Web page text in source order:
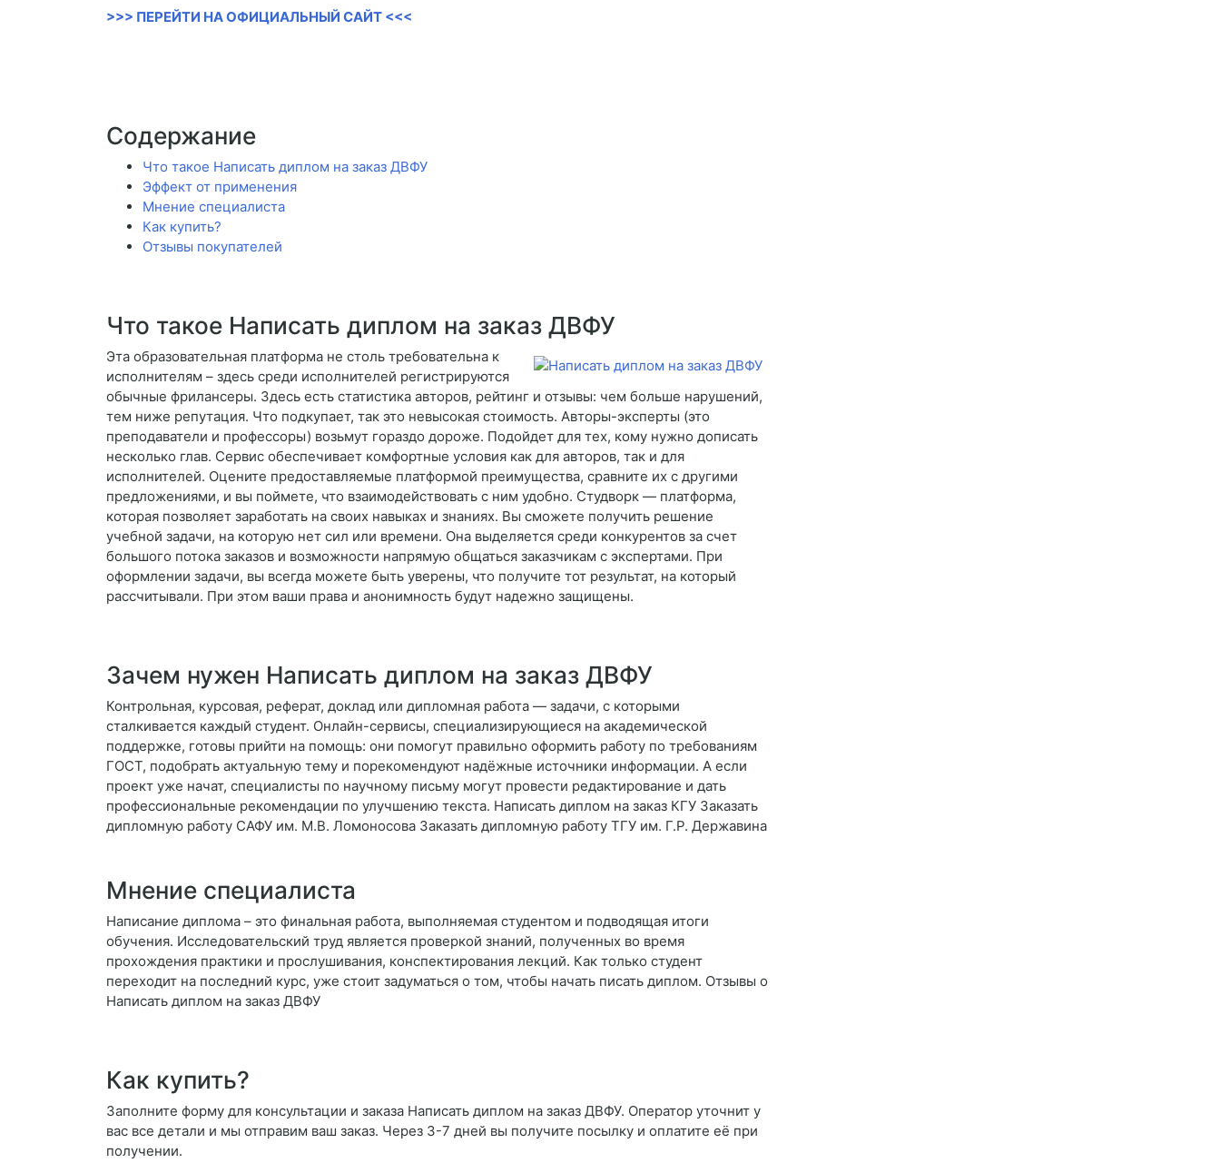
>>> ПЕРЕЙТИ НА ОФИЦИАЛЬНЫЙ САЙТ <<<
Содержание
Что такое Написать диплом на заказ ДВФУ
Эффект от применения
Мнение специалиста
Как купить?
Отзывы покупателей
Что такое Написать диплом на заказ ДВФУ
Эта образовательная платформа не столь требовательна к
исполнителям – здесь среди исполнителей регистрируются
обычные фрилансеры. Здесь есть статистика авторов, рейтинг и отзывы: чем больше нарушений,
тем ниже репутация. Что подкупает, так это невысокая стоимость. Авторы-эксперты (это
преподаватели и профессоры) возьмут гораздо дороже. Подойдет для тех, кому нужно дописать
несколько глав. Сервис обеспечивает комфортные условия как для авторов, так и для
исполнителей. Оцените предоставляемые платформой преимущества, сравните их с другими
предложениями, и вы поймете, что взаимодействовать с ним удобно. Студворк — платформа,
которая позволяет заработать на своих навыках и знаниях. Вы сможете получить решение
учебной задачи, на которую нет сил или времени. Она выделяется среди конкурентов за счет
большого потока заказов и возможности напрямую общаться заказчикам с экспертами. При
оформлении задачи, вы всегда можете быть уверены, что получите тот результат, на который
рассчитывали. При этом ваши права и анонимность будут надежно защищены.
Зачем нужен Написать диплом на заказ ДВФУ
Контрольная, курсовая, реферат, доклад или дипломная работа — задачи, с которыми
сталкивается каждый студент. Онлайн-сервисы, специализирующиеся на академической
поддержке, готовы прийти на помощь: они помогут правильно оформить работу по требованиям
ГОСТ, подобрать актуальную тему и порекомендуют надёжные источники информации. А если
проект уже начат, специалисты по научному письму могут провести редактирование и дать
профессиональные рекомендации по улучшению текста. Написать диплом на заказ КГУ Заказать
дипломную работу САФУ им. М.В. Ломоносова Заказать дипломную работу ТГУ им. Г.Р. Державина
Мнение специалиста
Написание диплома – это финальная работа, выполняемая студентом и подводящая итоги
обучения. Исследовательский труд является проверкой знаний, полученных во время
прохождения практики и прослушивания, конспектирования лекций. Как только студент
переходит на последний курс, уже стоит задуматься о том, чтобы начать писать диплом. Отзывы о
Написать диплом на заказ ДВФУ
Как купить?
Заполните форму для консультации и заказа Написать диплом на заказ ДВФУ. Оператор уточнит у
вас все детали и мы отправим ваш заказ. Через 3-7 дней вы получите посылку и оплатите её при
получении.